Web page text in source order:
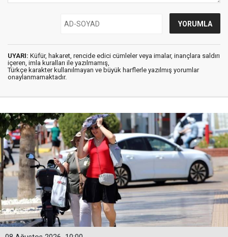
UYARI: Küfür, hakaret, rencide edici cümleler veya imalar, inançlara saldırı
içeren, imla kuralları ile yazılmamış,
Türkçe karakter kullanılmayan ve büyük harflerle yazılmış yorumlar
onaylanmamaktadır.